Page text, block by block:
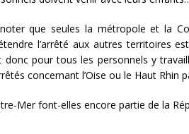
que seules la métropole et la
l’arrêté aux autres territoires
donc pour tous les personnels y
concernant l’Oise ou le Haut Rhin
Mer font-elles encore partie de la